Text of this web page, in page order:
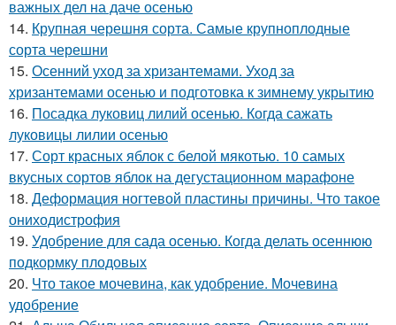
важных дел на даче осенью
14. Крупная черешня сорта. Самые крупноплодные
сорта черешни
15. Осенний уход за хризантемами. Уход за
хризантемами осенью и подготовка к зимнему укрытию
16. Посадка луковиц лилий осенью. Когда сажать
луковицы лилии осенью
17. Сорт красных яблок с белой мякотью. 10 самых
вкусных сортов яблок на дегустационном марафоне
18. Деформация ногтевой пластины причины. Что такое
ониходистрофия
19. Удобрение для сада осенью. Когда делать осеннюю
подкормку плодовых
20. Что такое мочевина, как удобрение. Мочевина
удобрение